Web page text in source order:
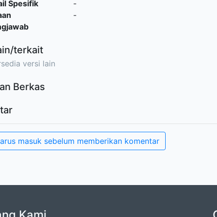
Spesifik
-
-
terkait
versi lain
Berkas
masuk sebelum memberikan komentar